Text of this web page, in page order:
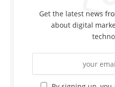
Get the latest news
about digital